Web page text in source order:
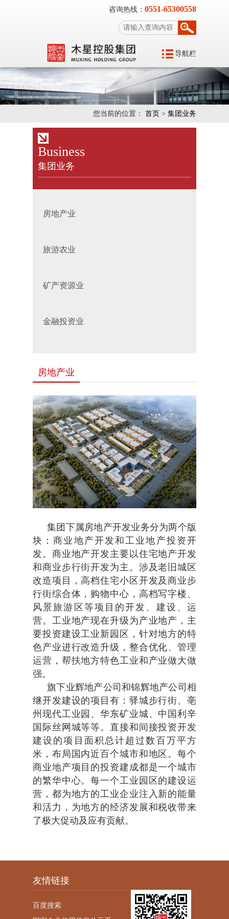
咨询热线： 0551-65300558
导航栏
您当前的位置： 首页 > 集团业务
Business
集团业务
房地产业
旅游农业
矿产资源业
金融投资业
房地产业
集团下属房地产开发业务分为两个版
块：商业地产开发和工业地产投资开
发。商业地产开发主要以住宅地产开发
和商业步行街开发为主。涉及老旧城区
改造项目，高档住宅小区开发及商业步
行街综合体，购物中心，高档写字楼、
风景旅游区等项目的开发、建设、运
营。工业地产现在升级为产业地产， 主
要投资建设工业新 园 区， 针对地方的特
色产业进行改造升级，整合优化、管理
运营，帮扶地方特色工业和 产业做大做
强。
旗下业辉地产公司和锦辉地产公司相
继开发建设的项目有：驿城步行街、亳
州现代工业园、华东矿业城、中国利辛
国际丝网城等等。 直接和间接投资开发
建设的项目面积总计超过数百万平方
米，布局国内近百个城市和地区。每个
商业地产项目的投资建成都是一个城市
的繁华中心。每一个工业园区的建设运
营，都为地方的工业企业注入新的能量
和活力，为地方的经济发展和税收带来
了极大促动及应有贡献。
友情链接
百度搜索